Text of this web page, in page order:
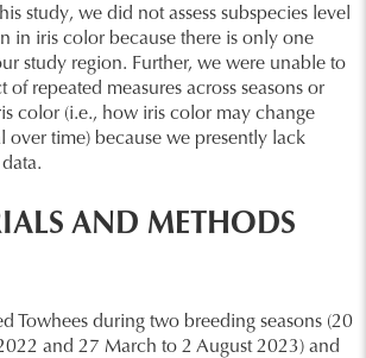
study, we did not assess subspecies level
in iris color because there is only one
study region. Further, we were unable to
of repeated measures across seasons or
color (i.e., how iris color may change
time) because we presently lack
AND METHODS
Towhees during two breeding seasons (20
and 27 March to 2 August 2023) and